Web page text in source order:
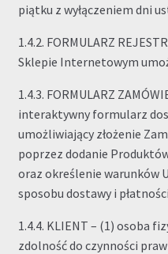
piątku z wyłączeniem dni
1.4.2. FORMULARZ
Sklepie Internetowym
1.4.3. FORMULARZ
interaktywny formularz
umożliwiający złożenie
poprzez dodanie
oraz określenie warunków
sposobu dostawy i
1.4.4. KLIENT – (1) osoba
zdolność do czynności